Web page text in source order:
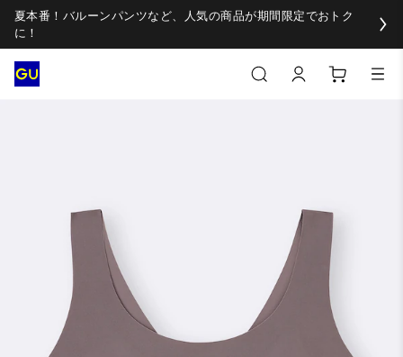
夏本番！バルーンパンツなど、人気の商品が期間限定でおトク
に！